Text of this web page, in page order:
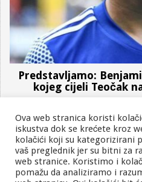
Predstavljamo:
kojeg cijeli Teočak
O nama Kontaktirajte nas
Ova web stranica koristi
iskustva dok se krećete kroz
kolačići koji su kategorizirani
vaš preglednik jer su bitni za
web stranice. Koristimo i
pomažu da analiziramo i